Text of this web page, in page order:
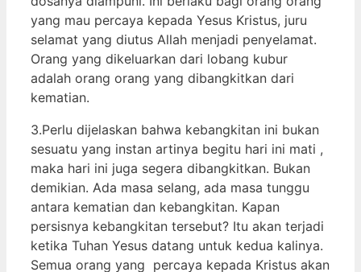
yang mau percaya kepada Yesus Kristus, juru
selamat yang diutus Allah menjadi penyelamat.
Orang yang dikeluarkan dari lobang kubur
adalah orang orang yang dibangkitkan dari
kematian.
3.Perlu dijelaskan bahwa kebangkitan ini bukan
sesuatu yang instan artinya begitu hari ini mati ,
maka hari ini juga segera dibangkitkan. Bukan
demikian. Ada masa selang, ada masa tunggu
antara kematian dan kebangkitan. Kapan
persisnya kebangkitan tersebut? Itu akan terjadi
ketika Tuhan Yesus datang untuk kedua kalinya.
Semua orang yang percaya kepada Kristus akan